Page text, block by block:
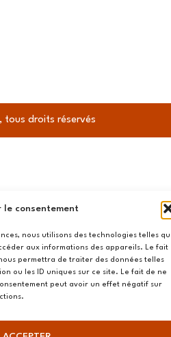
le consentement
nous utilisons des technologies telles
aux informations des appareils. Le fait
permettra de traiter des données telles
ou les ID uniques sur ce site. Le fait de ne
peut avoir un effet négatif sur
tous droits réservés